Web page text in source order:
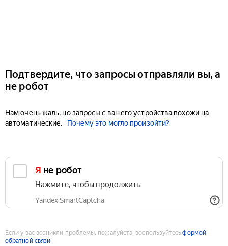
Подтвердите, что запросы отправляли вы, а
не робот
Нам очень жаль, но запросы с вашего устройства похожи на
автоматические.
Почему это могло произойти?
Я не робот
Нажмите, чтобы продолжить
Yandex SmartCaptcha
Если у вас возникли проблемы, пожалуйста, воспользуйтесьформой
обратной связи